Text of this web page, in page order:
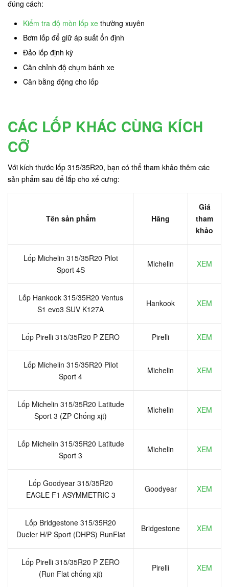
đúng cách:
Kiểm tra độ mòn lốp xe thường xuyên
Bơm lốp để giữ áp suất ổn định
Đảo lốp định kỳ
Căn chỉnh độ chụm bánh xe
Cân bằng động cho lốp
CÁC LỐP KHÁC CÙNG KÍCH
CỠ
Với kích thước lốp 315/35R20, bạn có thể tham khảo thêm các
sản phẩm sau để lắp cho xế cưng:
Tên sản phẩm Hãng
Giá
tham
khảo
Lốp Michelin 315/35R20 Pilot
Sport 4S
Michelin XEM
Lốp Hankook 315/35R20 Ventus
S1 evo3 SUV K127A
Hankook XEM
Lốp Pirelli 315/35R20 P ZERO Pirelli XEM
Lốp Michelin 315/35R20 Pilot
Sport 4
Michelin XEM
Lốp Michelin 315/35R20 Latitude
Sport 3 (ZP Chống xịt)
Michelin XEM
Lốp Michelin 315/35R20 Latitude
Sport 3
Michelin XEM
Lốp Goodyear 315/35R20
EAGLE F1 ASYMMETRIC 3
Goodyear XEM
Lốp Bridgestone 315/35R20
Dueler H/P Sport (DHPS) RunFlat
Bridgestone XEM
Lốp Pirelli 315/35R20 P ZERO
(Run Flat chống xịt)
Pirelli XEM